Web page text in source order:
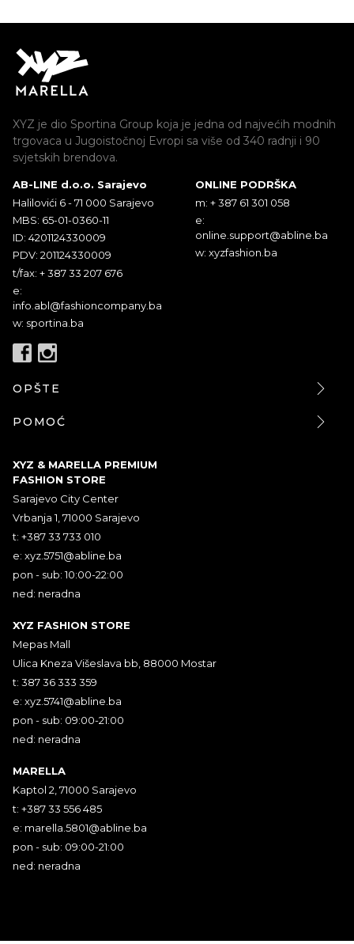
XYZ je dio Sportina Group koja je jedna od najvećih modnih
trgovaca u Jugoistočnoj Evropi sa više od 340 radnji i 90
svjetskih brendova.
AB-LINE d.o.o. Sarajevo
Halilovići 6 - 71 000 Sarajevo
MBS: 65-01-0360-11
ID: 4201124330009
PDV: 201124330009
t/fax: + 387 33 207 676
e:
info.abl@fashioncompany.ba
w: sportina.ba
ONLINE PODRŠKA
m: + 387 61 301 058
e:
online.support@abline.ba
w: xyzfashion.ba
OPŠTE
POMOĆ
XYZ & MARELLA PREMIUM
FASHION STORE
Sarajevo City Center
Vrbanja 1, 71000 Sarajevo
t: +387 33 733 010
e: xyz.5751@abline.ba
pon - sub: 10:00-22:00
ned: neradna
XYZ FASHION STORE
Mepas Mall
Ulica Kneza Višeslava bb, 88000 Mostar
t: 387 36 333 359
e: xyz.5741@abline.ba
pon - sub: 09:00-21:00
ned: neradna
MARELLA
Kaptol 2, 71000 Sarajevo
t: +387 33 556 485
e: marella.5801@abline.ba
pon - sub: 09:00-21:00
ned: neradna